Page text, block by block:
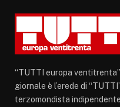
“TUTTI europa
giornale è l’erede di
terzomondista indipendente